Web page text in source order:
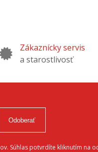
Zákaznícky servis
a starostlivosť
Odoberať
Súhlas potvrdíte kliknutím na